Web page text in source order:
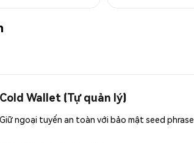
Cold Wallet (Tự quản lý)
Giữ ngoại tuyến an toàn với bảo mật seed phrase.